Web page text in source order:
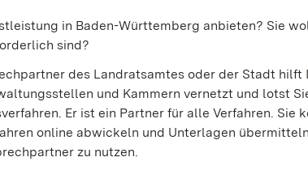
in Baden-Württemberg anbieten? Sie
sind?
des Landratsamtes oder der Stadt hilft
und Kammern vernetzt und lotst
Er ist ein Partner für alle Verfahren. Sie
online abwickeln und Unterlagen
zu nutzen.